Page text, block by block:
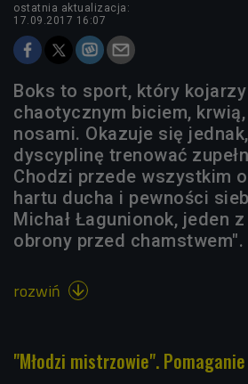
ostatnia aktualizacja:
17.09.2017 16:07
Boks to sport, który
chaotycznym biciem, krwią,
nosami. Okazuje się
dyscyplinę trenować
Chodzi przede wszystkim
hartu ducha i pewności
Michał Łagunionok, jeden
obrony przed chamstwem".
rozwiń 
"Młodzi mistrzowie".